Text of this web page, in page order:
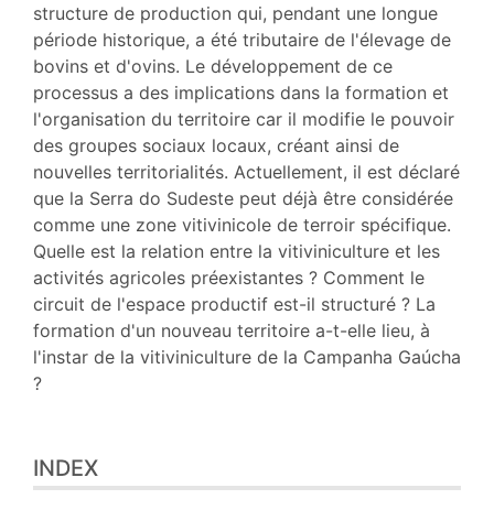
structure de production qui, pendant une longue
période historique, a été tributaire de l'élevage de
bovins et d'ovins. Le développement de ce
processus a des implications dans la formation et
l'organisation du territoire car il modifie le pouvoir
des groupes sociaux locaux, créant ainsi de
nouvelles territorialités. Actuellement, il est déclaré
que la Serra do Sudeste peut déjà être considérée
comme une zone vitivinicole de terroir spécifique.
Quelle est la relation entre la vitiviniculture et les
activités agricoles préexistantes ? Comment le
circuit de l'espace productif est-il structuré ? La
formation d'un nouveau territoire a-t-elle lieu, à
l'instar de la vitiviniculture de la Campanha Gaúcha
?
INDEX